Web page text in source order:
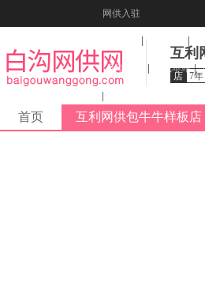
网供入驻
活动报名 收藏本站
互利
店 7年
首页 互利网供包牛牛样板店